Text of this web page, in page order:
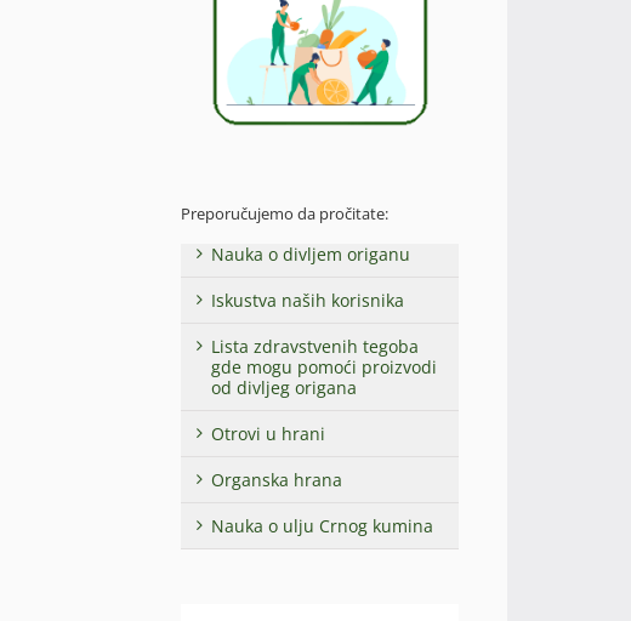
Preporučujemo da pročitate:
Nauka o divljem origanu
Iskustva naših korisnika
Lista zdravstvenih tegoba
gde mogu pomoći proizvodi
od divljeg origana
Otrovi u hrani
Organska hrana
Nauka o ulju Crnog kumina